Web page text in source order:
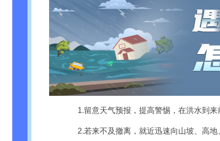
1.留意天气预报，提高警惕，在洪水到来
2.若来不及撤离，就近迅速向山坡、高